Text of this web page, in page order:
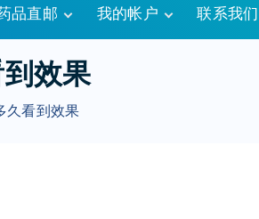
品直邮
购物车
订单追踪
优惠活动
我的帐户 联系我们
效果
久看到效果